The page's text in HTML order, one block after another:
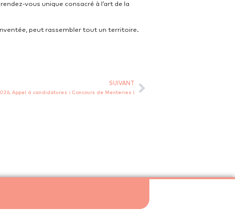
vous unique consacré à l’art de la
peut rassembler tout un territoire.
SUIVANT
Appel à candidatures : Concours de Menteries !